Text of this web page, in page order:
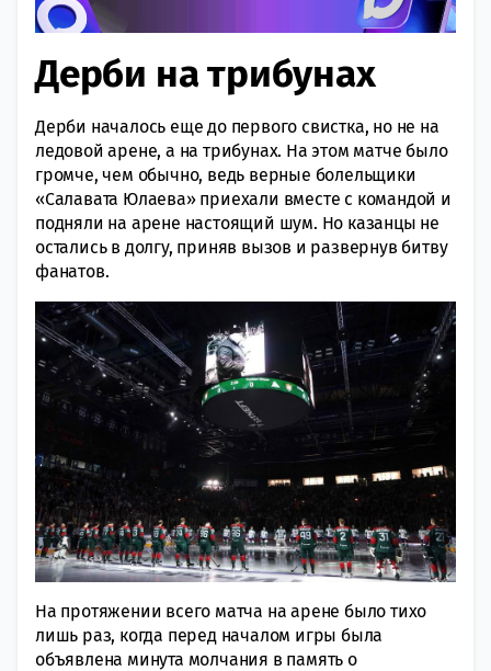
Дерби на трибунах
Дерби началось еще до первого свистка, но не на
ледовой арене, а на трибунах. На этом матче было
громче, чем обычно, ведь верные болельщики
«Салавата Юлаева» приехали вместе с командой и
подняли на арене настоящий шум. Но казанцы не
остались в долгу, приняв вызов и развернув битву
фанатов.
На протяжении всего матча на арене было тихо
лишь раз, когда перед началом игры была
объявлена минута молчания в память о